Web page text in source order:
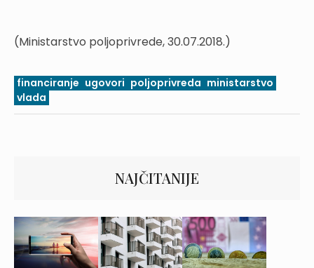
(Ministarstvo poljoprivrede, 30.07.2018.)
financiranje ugovori poljoprivreda ministarstvo
vlada
NAJČITANIJE